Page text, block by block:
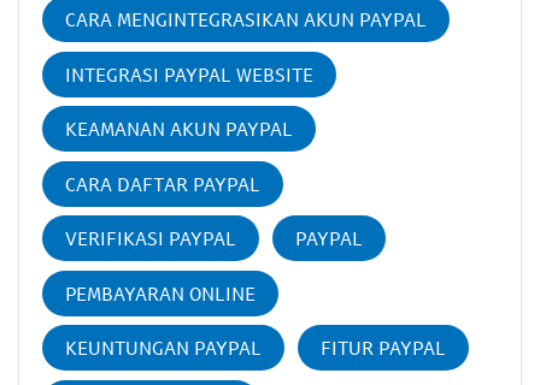
CARA MENGINTEGRASIKAN AKUN PAYPAL
INTEGRASI PAYPAL WEBSITE
KEAMANAN AKUN PAYPAL
CARA DAFTAR PAYPAL
VERIFIKASI PAYPAL PAYPAL
PEMBAYARAN ONLINE
KEUNTUNGAN PAYPAL FITUR PAYPAL